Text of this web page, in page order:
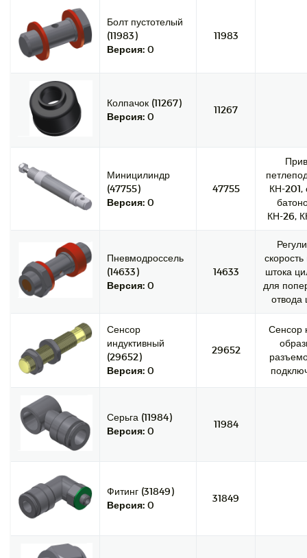
Болт пустотелый
(11983)
Версия: 0
11983
Колпачок (11267)
Версия: 0
11267
Миницилиндр
(47755)
Версия: 0
47755
КН-201,
КН-26,
Пневмодроссель
(14633)
Версия: 0
14633
штока
для
отвода
Сенсор
индуктивный
(29652)
Версия: 0
29652
Сенсор
Серьга (11984)
Версия: 0
11984
Фитинг (31849)
Версия: 0
31849